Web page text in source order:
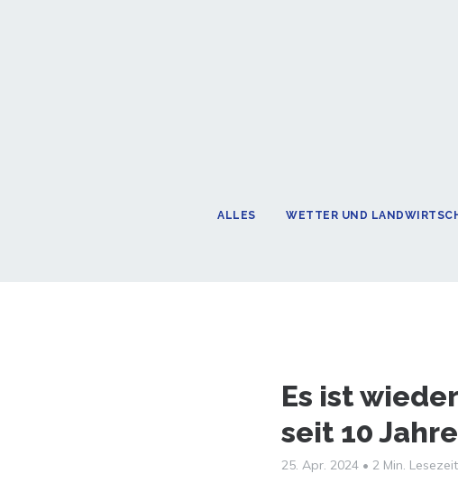
ALLES WETTER UND
Es ist
seit 10
25. Apr. 2024 • 2 Min. Lesezeit